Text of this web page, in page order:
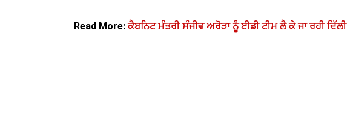
Read More:ਕੈਬਨਿਟ ਮੰਤਰੀ ਸੰਜੀਵ ਅਰੋੜਾ ਨੂੰ ਈਡੀ ਟੀਮ ਲੈ ਕੇ ਜਾ ਰਹੀ ਦਿੱਲੀ